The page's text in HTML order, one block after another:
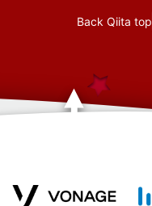
Back Qiita top